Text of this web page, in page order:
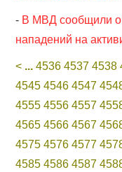
- В МВД сообщили о
нападений на
< ... 4536 4537 4538
4545 4546 4547
4555 4556 4557
4565 4566 4567
4575 4576 4577
4585 4586 4587